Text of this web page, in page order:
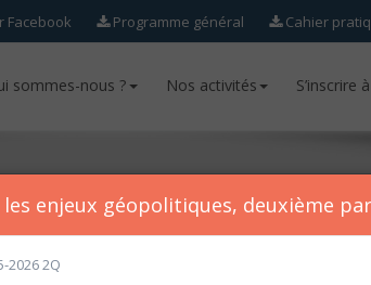
Facebook Programme général Cahier
sommes-nous ? Nos activités S’inscrire
sommes-nous ? Nos activités S’inscrire
enjeux géopolitiques, deuxième
2026 2Q